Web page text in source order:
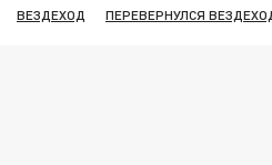
ВЕЗДЕХОД ПЕРЕВЕРНУЛСЯ